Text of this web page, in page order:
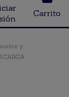
Carrito
y